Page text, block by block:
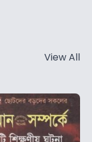
View All